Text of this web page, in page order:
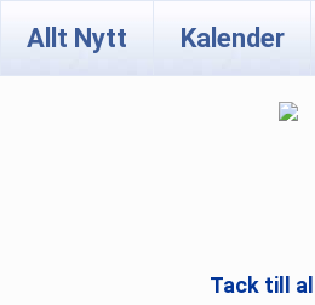
Allt Nytt Kalender
Tack till